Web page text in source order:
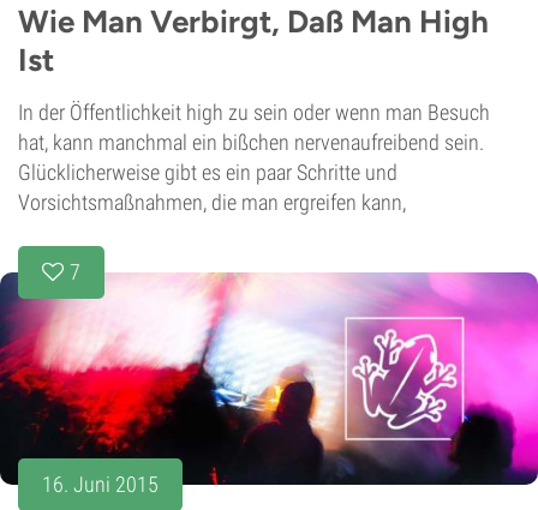
Wie Man Verbirgt, Daß Man High
Ist
In der Öffentlichkeit high zu sein oder wenn man Besuch
hat, kann manchmal ein bißchen nervenaufreibend sein.
Glücklicherweise gibt es ein paar Schritte und
Vorsichtsmaßnahmen, die man ergreifen kann,
7
16. Juni 2015